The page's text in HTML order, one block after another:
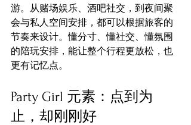
游。从赌场娱乐、酒吧社交，到夜间聚
会与私人空间安排，都可以根据旅客的
节奏来设计。懂分寸、懂社交、懂氛围
的陪玩安排，能让整个行程更放松，也
更有记忆点。
Party Girl 元素：点到为
止，却刚刚好